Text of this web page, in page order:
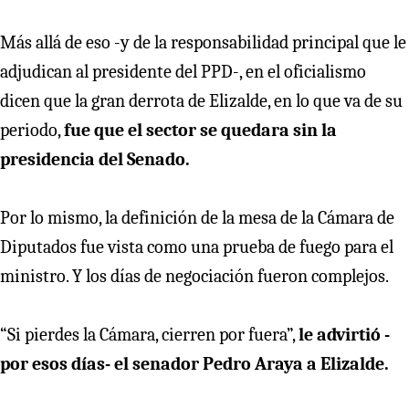
Más allá de eso -y de la responsabilidad principal que le
adjudican al presidente del PPD-, en el oficialismo
dicen que la gran derrota de Elizalde, en lo que va de su
periodo,fue que el sector se quedara sin la
presidencia del Senado.
Por lo mismo, la definición de la mesa de la Cámara de
Diputados fue vista como una prueba de fuego para el
ministro. Y los días de negociación fueron complejos.
“Si pierdes la Cámara, cierren por fuera”,le advirtió -
por esos días- el senador Pedro Araya a Elizalde.